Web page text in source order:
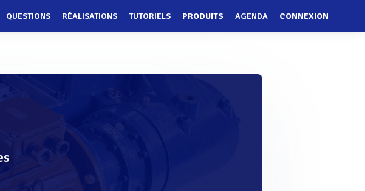
QUESTIONS RÉALISATIONS TUTORIELS PRODUITS AGENDA CONNEXION